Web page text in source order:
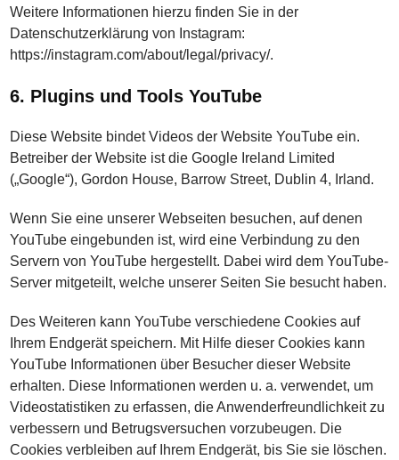
Weitere Informationen hierzu finden Sie in der
Datenschutzerklärung von Instagram:
https://instagram.com/about/legal/privacy/.
6. Plugins und Tools YouTube
Diese Website bindet Videos der Website YouTube ein.
Betreiber der Website ist die Google Ireland Limited
(„Google“), Gordon House, Barrow Street, Dublin 4, Irland.
Wenn Sie eine unserer Webseiten besuchen, auf denen
YouTube eingebunden ist, wird eine Verbindung zu den
Servern von YouTube hergestellt. Dabei wird dem YouTube-
Server mitgeteilt, welche unserer Seiten Sie besucht haben.
Des Weiteren kann YouTube verschiedene Cookies auf
Ihrem Endgerät speichern. Mit Hilfe dieser Cookies kann
YouTube Informationen über Besucher dieser Website
erhalten. Diese Informationen werden u. a. verwendet, um
Videostatistiken zu erfassen, die Anwenderfreundlichkeit zu
verbessern und Betrugsversuchen vorzubeugen. Die
Cookies verbleiben auf Ihrem Endgerät, bis Sie sie löschen.